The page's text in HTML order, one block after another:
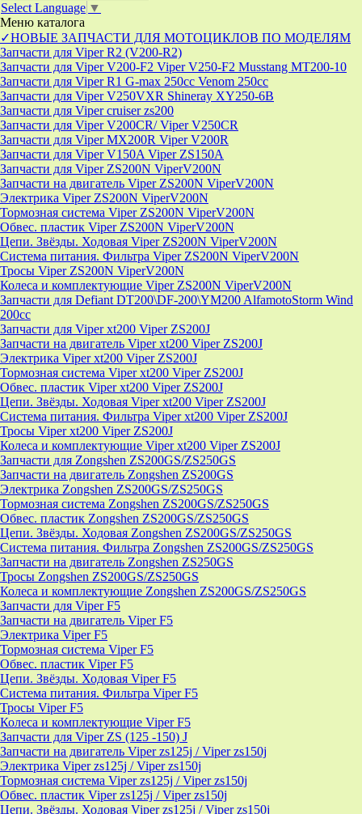
Select Language ▼
Меню каталога
✓НОВЫЕ ЗАПЧАСТИ ДЛЯ МОТОЦИКЛОВ ПО МОДЕЛЯМ
Запчасти для Viper R2 (V200-R2)
Запчасти для Viper V200-F2 Viper V250-F2 Musstang MT200-10
Запчасти для Viper R1 G-max 250cc Venom 250cc
Запчасти для Viper V250VXR Shineray XY250-6B
Запчасти для Viper cruiser zs200
Запчасти для Viper V200CR/ Viper V250CR
Запчасти для Viper MX200R Viper V200R
Запчасти для Viper V150A Viper ZS150A
Запчасти для Viper ZS200N ViperV200N
Запчасти на двигатель Viper ZS200N ViperV200N
Электрика Viper ZS200N ViperV200N
Тормозная система Viper ZS200N ViperV200N
Обвес. пластик Viper ZS200N ViperV200N
Цепи. Звёзды. Ходовая Viper ZS200N ViperV200N
Система питания. Фильтра Viper ZS200N ViperV200N
Тросы Viper ZS200N ViperV200N
Колеса и комплектующие Viper ZS200N ViperV200N
Запчасти для Defiant DT200\DF-200\YM200 AlfamotoStorm Wind
200cc
Запчасти для Viper xt200 Viper ZS200J
Запчасти на двигатель Viper xt200 Viper ZS200J
Электрика Viper xt200 Viper ZS200J
Тормозная система Viper xt200 Viper ZS200J
Обвес. пластик Viper xt200 Viper ZS200J
Цепи. Звёзды. Ходовая Viper xt200 Viper ZS200J
Система питания. Фильтра Viper xt200 Viper ZS200J
Тросы Viper xt200 Viper ZS200J
Колеса и комплектующие Viper xt200 Viper ZS200J
Запчасти для Zongshen ZS200GS/ZS250GS
Запчасти на двигатель Zongshen ZS200GS
Электрика Zongshen ZS200GS/ZS250GS
Тормозная система Zongshen ZS200GS/ZS250GS
Обвес. пластик Zongshen ZS200GS/ZS250GS
Цепи. Звёзды. Ходовая Zongshen ZS200GS/ZS250GS
Система питания. Фильтра Zongshen ZS200GS/ZS250GS
Запчасти на двигатель Zongshen ZS250GS
Тросы Zongshen ZS200GS/ZS250GS
Колеса и комплектующие Zongshen ZS200GS/ZS250GS
Запчасти для Viper F5
Запчасти на двигатель Viper F5
Электрика Viper F5
Тормозная система Viper F5
Обвес. пластик Viper F5
Цепи. Звёзды. Ходовая Viper F5
Система питания. Фильтра Viper F5
Тросы Viper F5
Колеса и комплектующие Viper F5
Запчасти для Viper ZS (125 -150) J
Запчасти на двигатель Viper zs125j / Viper zs150j
Электрика Viper zs125j / Viper zs150j
Тормозная система Viper zs125j / Viper zs150j
Обвес. пластик Viper zs125j / Viper zs150j
Цепи. Звёзды. Ходовая Viper zs125j / Viper zs150j